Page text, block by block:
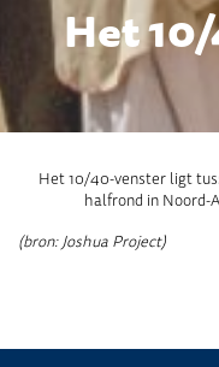
Het
Het 10/40-venster ligt
halfrond in Noord-
(bron: Joshua Project)